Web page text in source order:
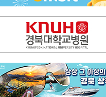
임시휴업 들어갔던 홈플러스 영주점, 7일 영업 재개…지하 1층만 운영